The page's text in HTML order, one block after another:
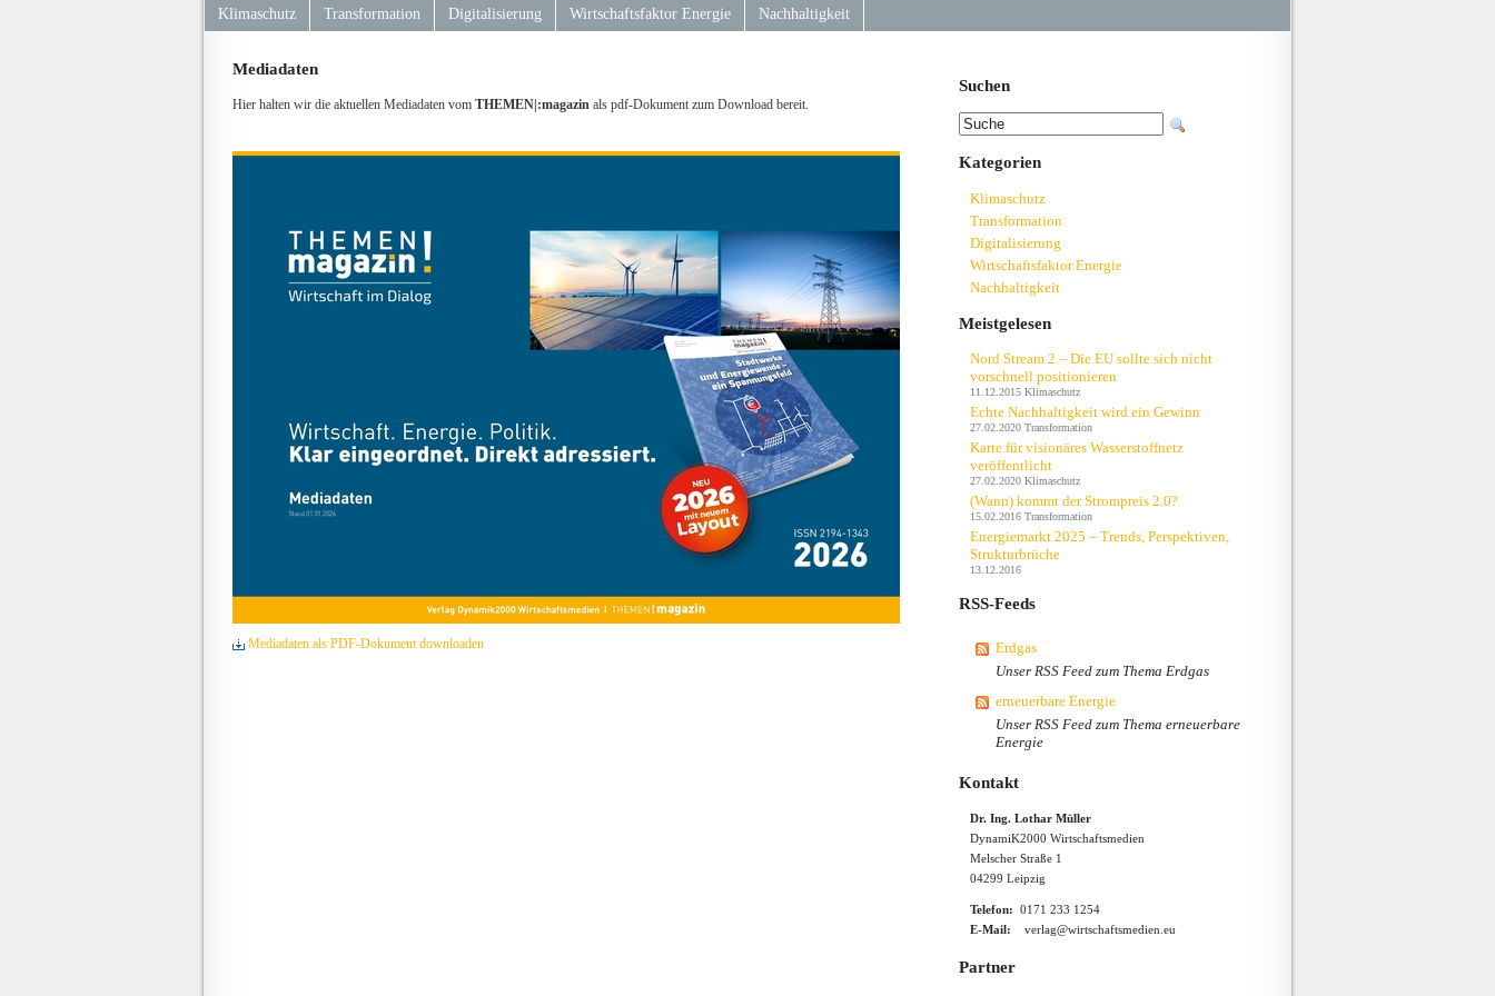
Klimaschutz Transformation Digitalisierung Wirtschaftsfaktor Energie Nachhaltigkeit
Mediadaten
Hier halten wir die aktuellen Mediadaten vom THEMEN|:magazin als pdf-Dokument zum Download bereit.
Mediadaten als PDF-Dokument downloaden
Suchen
Kategorien
Klimaschutz
Transformation
Digitalisierung
Wirtschaftsfaktor Energie
Nachhaltigkeit
Meistgelesen
Nord Stream 2 – Die EU sollte sich nicht
vorschnell positionieren
11.12.2015 Klimaschutz
Echte Nachhaltigkeit wird ein Gewinn
27.02.2020 Transformation
Karte für visionäres Wasserstoffnetz
veröffentlicht
27.02.2020 Klimaschutz
(Wann) kommt der Strompreis 2.0?
15.02.2016 Transformation
Energiemarkt 2025 – Trends, Perspektiven,
Strukturbrüche
13.12.2016
RSS-Feeds
Erdgas
Unser RSS Feed zum Thema Erdgas
erneuerbare Energie
Unser RSS Feed zum Thema erneuerbare
Energie
Kontakt
Dr. Ing. Lothar Müller
DynamiK2000 Wirtschaftsmedien
Melscher Straße 1
04299 Leipzig
Telefon: 0171 233 1254
E-Mail: verlag@wirtschaftsmedien.eu
Partner